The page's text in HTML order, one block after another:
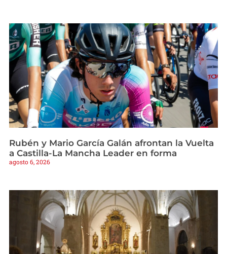
Rubén y Mario García Galán afrontan la Vuelta
a Castilla-La Mancha Leader en forma
agosto 6, 2026